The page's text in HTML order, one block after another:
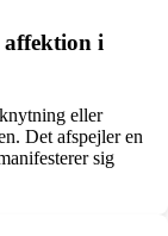
i
eller
Det afspejler en
sig